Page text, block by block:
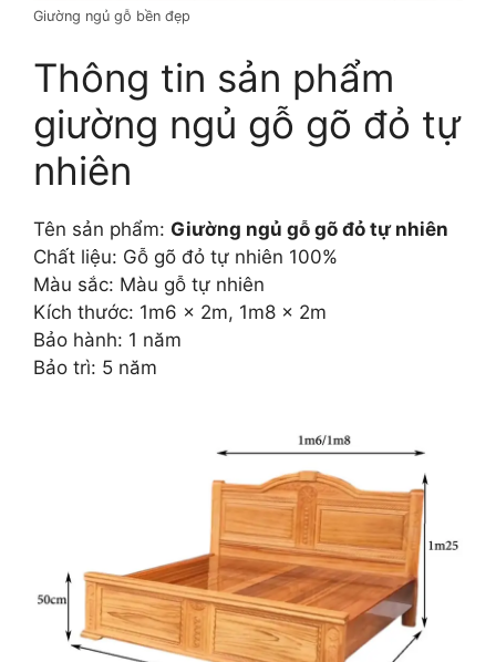
Giường ngủ gỗ bền đẹp
Thông tin sản phẩm
giường ngủ gỗ gõ đỏ tự
nhiên
Tên sản phẩm: Giường ngủ gỗ gõ đỏ tự nhiên
Chất liệu: Gỗ gõ đỏ tự nhiên 100%
Màu sắc: Màu gỗ tự nhiên
Kích thước: 1m6 x 2m, 1m8 x 2m
Bảo hành: 1 năm
Bảo trì: 5 năm